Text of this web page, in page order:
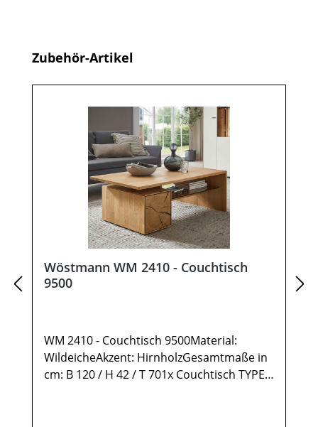
Produktgalerie überspringen
Zubehör-Artikel
Wöstmann WM 2410 - Couchtisch
9500
WM 2410 - Couchtisch 9500Material:
WildeicheAkzent: HirnholzGesamtmaße in
cm: B 120 / H 42 / T 701x Couchtisch TYPE